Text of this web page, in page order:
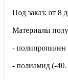
Под заказ: от 8
Материалы
-
- полиамид (-